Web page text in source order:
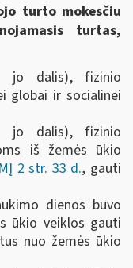
turto mokesčiu
turtas,
jo dalis), fizinio
globai ir socialinei
jo dalis), fizinio
iš žemės ūkio
2 str. 33 d., gauti
dienos buvo
ūkio veiklos gauti
nuo žemės ūkio